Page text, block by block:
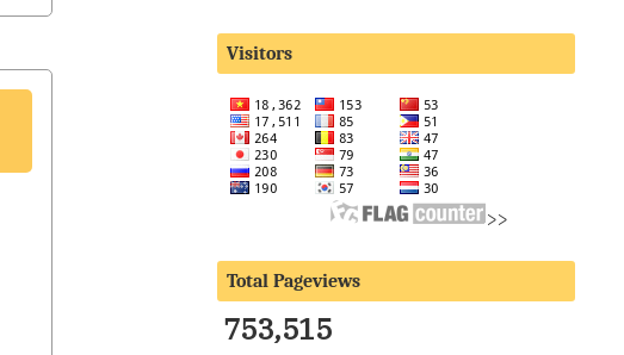
Visitors
>>
Total Pageviews
753,515